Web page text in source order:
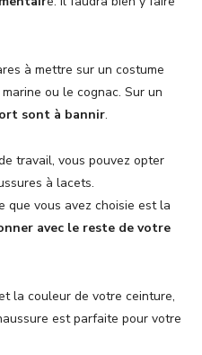
à mettre sur un costume
ou le cognac. Sur un
sont à bannir.
travail, vous pouvez opter
à lacets.
que vous avez choisie est la
avec le reste de votre
la couleur de votre ceinture,
est parfaite pour votre